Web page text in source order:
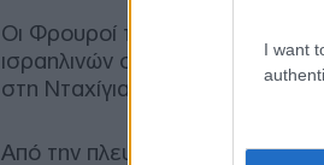
I want
Οι Φρουροί της Επανάστασης
ισραηλινών στόχων
στη Νταχίγια, προπύργιο της
Από την πλευρά του, ο